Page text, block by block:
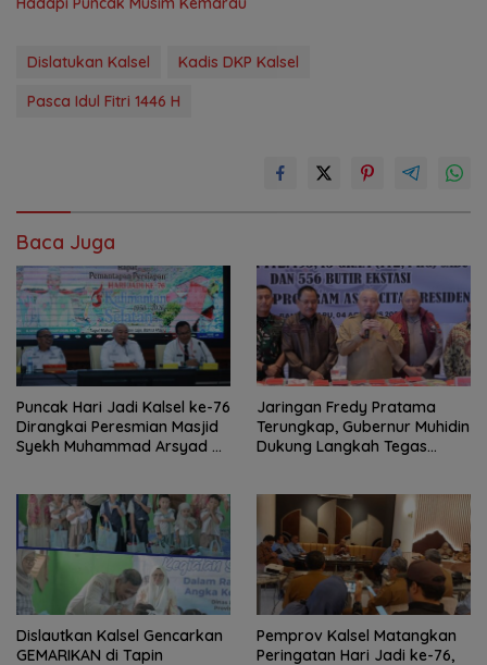
Dislatukan Kalsel
Kadis DKP Kalsel
Pasca Idul Fitri 1446 H
Baca Juga
Puncak Hari Jadi Kalsel ke-76
Dirangkai Peresmian Masjid
Syekh Muhammad Arsyad Al
Jaringan Fredy Pratama
Terungkap, Gubernur Muhidin
Dukung Langkah Tegas
Dislautkan Kalsel Gencarkan
GEMARIKAN di Tapin
Pemprov Kalsel Matangkan
Peringatan Hari Jadi ke-76,